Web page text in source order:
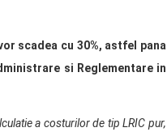
scadea cu 30%, astfel pana
si Reglementare in
a costurilor de tip LRIC pur,